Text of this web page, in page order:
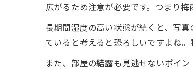
広がるため注意が必要です。つまり
長期間湿度の高い状態が続くと、写
ていると考えると恐ろしいですよね
また、部屋の結露も見逃せないポイ